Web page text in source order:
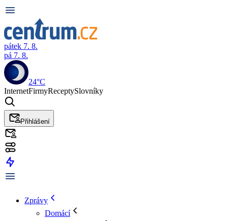
pátek 7. 8.
pá 7. 8.
24°C
InternetFirmyReceptySlovníky
Přihlášení
Zprávy
Domácí